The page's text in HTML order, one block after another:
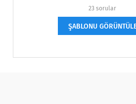
dağıtıcı olmayan bir
23 sorular
ŞABLONU